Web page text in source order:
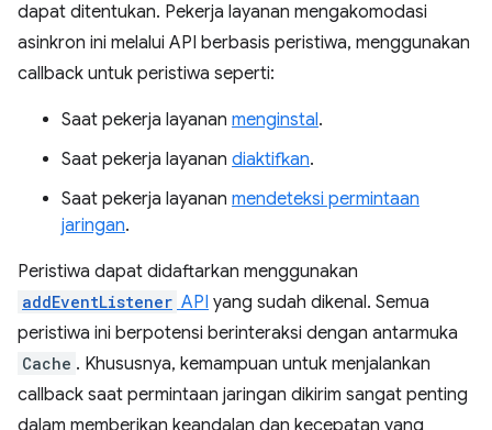
dapat ditentukan. Pekerja layanan mengakomodasi
asinkron ini melalui API berbasis peristiwa, menggunakan
callback untuk peristiwa seperti:
Saat pekerja layanan menginstal.
Saat pekerja layanan diaktifkan.
Saat pekerja layanan mendeteksi permintaan
jaringan.
Peristiwa dapat didaftarkan menggunakan
addEventListener API yang sudah dikenal. Semua
peristiwa ini berpotensi berinteraksi dengan antarmuka
Cache . Khususnya, kemampuan untuk menjalankan
callback saat permintaan jaringan dikirim sangat penting